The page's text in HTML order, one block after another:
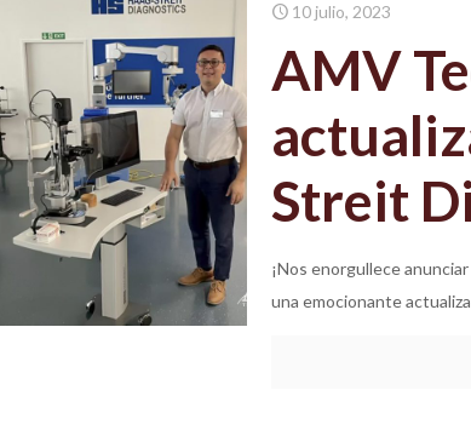
10 julio, 2023
AMV
Streit
¡Nos enorgullece
una emocionante